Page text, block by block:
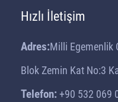
Hızlı İletişim
Adres:Milli Egemenlik
Blok Zemin Kat No:3
Telefon: +90 532 069